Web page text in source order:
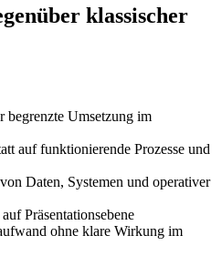
klassischer
begrenzte Umsetzung im
auf funktionierende Prozesse und
Daten, Systemen und operativer
Präsentationsebene
ohne klare Wirkung im